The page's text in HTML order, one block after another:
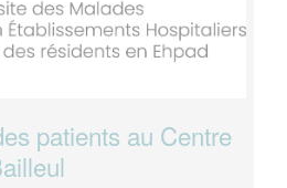
patients au Centre